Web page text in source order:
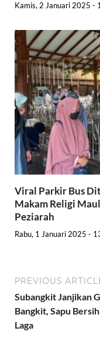
Kamis, 2 Januari 2025 -
Viral Parkir Bus
Makam Religi
Peziarah
Rabu, 1 Januari 2025 -
PREVIOUS
Subangkit Janjikan
Bangkit, Sapu Bersih
Laga